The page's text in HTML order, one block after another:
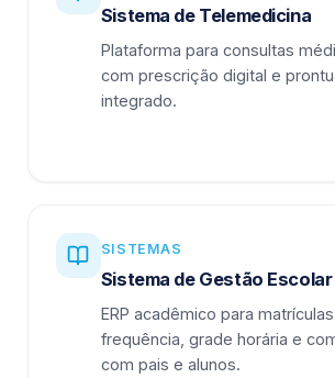
Sistema de Telemedicina
Plataforma para consultas
com prescrição digital e
integrado.
SISTEMAS
Sistema de Gestão Escolar
ERP acadêmico para
frequência, grade horária e
com pais e alunos.